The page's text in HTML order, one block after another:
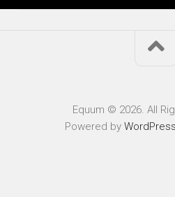
Equum © 2026. All
Powered by WordPress